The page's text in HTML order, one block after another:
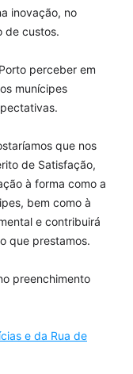
inovação, no
de custos.
perceber em
munícipes
que nos
de Satisfação,
à forma como a
bem como à
e contribuirá
que prestamos.
preenchimento
e da Rua de